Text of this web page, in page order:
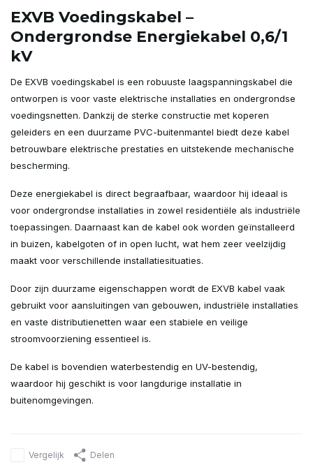
EXVB Voedingskabel –
Ondergrondse Energiekabel 0,6/1
kV
De EXVB voedingskabel is een robuuste laagspanningskabel die
ontworpen is voor vaste elektrische installaties en ondergrondse
voedingsnetten. Dankzij de sterke constructie met koperen
geleiders en een duurzame PVC-buitenmantel biedt deze kabel
betrouwbare elektrische prestaties en uitstekende mechanische
bescherming.
Deze energiekabel is direct begraafbaar, waardoor hij ideaal is
voor ondergrondse installaties in zowel residentiële als industriële
toepassingen. Daarnaast kan de kabel ook worden geïnstalleerd
in buizen, kabelgoten of in open lucht, wat hem zeer veelzijdig
maakt voor verschillende installatiesituaties.
Door zijn duurzame eigenschappen wordt de EXVB kabel vaak
gebruikt voor aansluitingen van gebouwen, industriële installaties
en vaste distributienetten waar een stabiele en veilige
stroomvoorziening essentieel is.
De kabel is bovendien waterbestendig en UV-bestendig,
waardoor hij geschikt is voor langdurige installatie in
buitenomgevingen.
Vergelijk Delen